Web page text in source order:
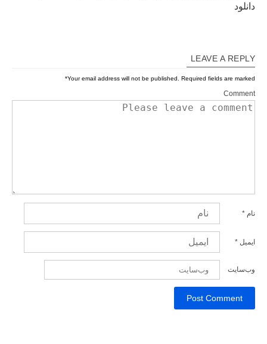
دانلود
LEAVE A REPLY
Your email address will not be published. Required fields are marked
*
Comment
نام *
ایمیل *
وب‌سایت